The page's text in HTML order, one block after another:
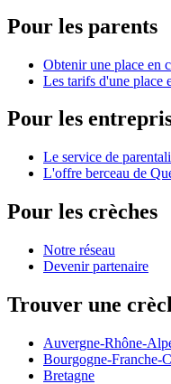
Pour les parents
Obtenir une place en
Les tarifs d'une place
Pour les
Le service de
L'offre berceau de
Pour les crèches
Notre réseau
Devenir partenaire
Trouver une
Auvergne-Rhône-
Bourgogne-Franche-
Bretagne